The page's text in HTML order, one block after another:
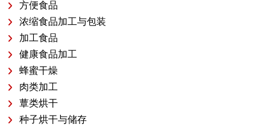
方便食品
浓缩食品加工与包装
加工食品
健康食品加工
蜂蜜干燥
肉类加工
蕈类烘干
种子烘干与储存